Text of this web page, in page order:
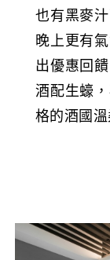
也有黑麥
晚上更有
出優惠回
酒配生蠔
格的酒國溫